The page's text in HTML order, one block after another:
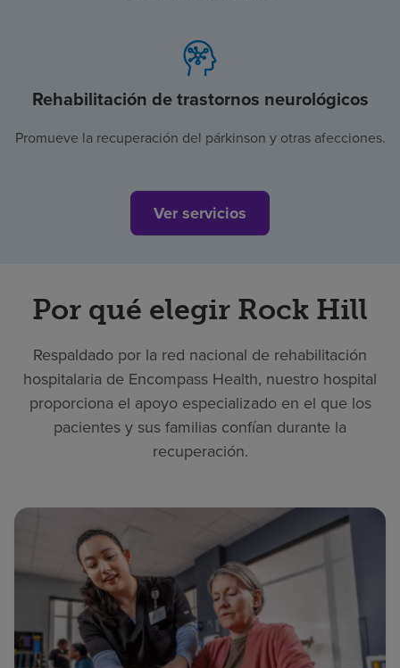
Rehabilitación de trastornos neurológicos
Promueve la recuperación del párkinson y otras afecciones.
Ver servicios
Por qué elegir Rock Hill
Respaldado por la red nacional de rehabilitación
hospitalaria de Encompass Health, nuestro hospital
proporciona el apoyo especializado en el que los
pacientes y sus familias confían durante la
recuperación.